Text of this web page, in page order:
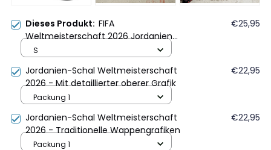
Dieses Produkt: FIFA
Weltmeisterschaft 2026 Jordanien
Gründungsjahr Grafik Unisex T-Shirt -
€25,95
S
Jordanien-Schal Weltmeisterschaft
2026 - Mit detaillierter oberer Grafik
€22,95
Packung 1
Jordanien-Schal Weltmeisterschaft
2026 - Traditionelle Wappengrafiken
€22,95
Packung 1